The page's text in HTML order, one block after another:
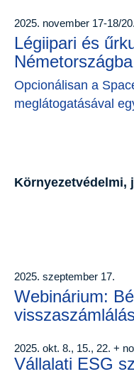
2025. november 17-18/20.
Légiipari és
Németországba
Opcionálisan a
meglátogatásával
Környezetvédelmi,
2025. szeptember 17.
Webinárium:
2025. okt. 8., 15., 22. +
Vállalati ESG